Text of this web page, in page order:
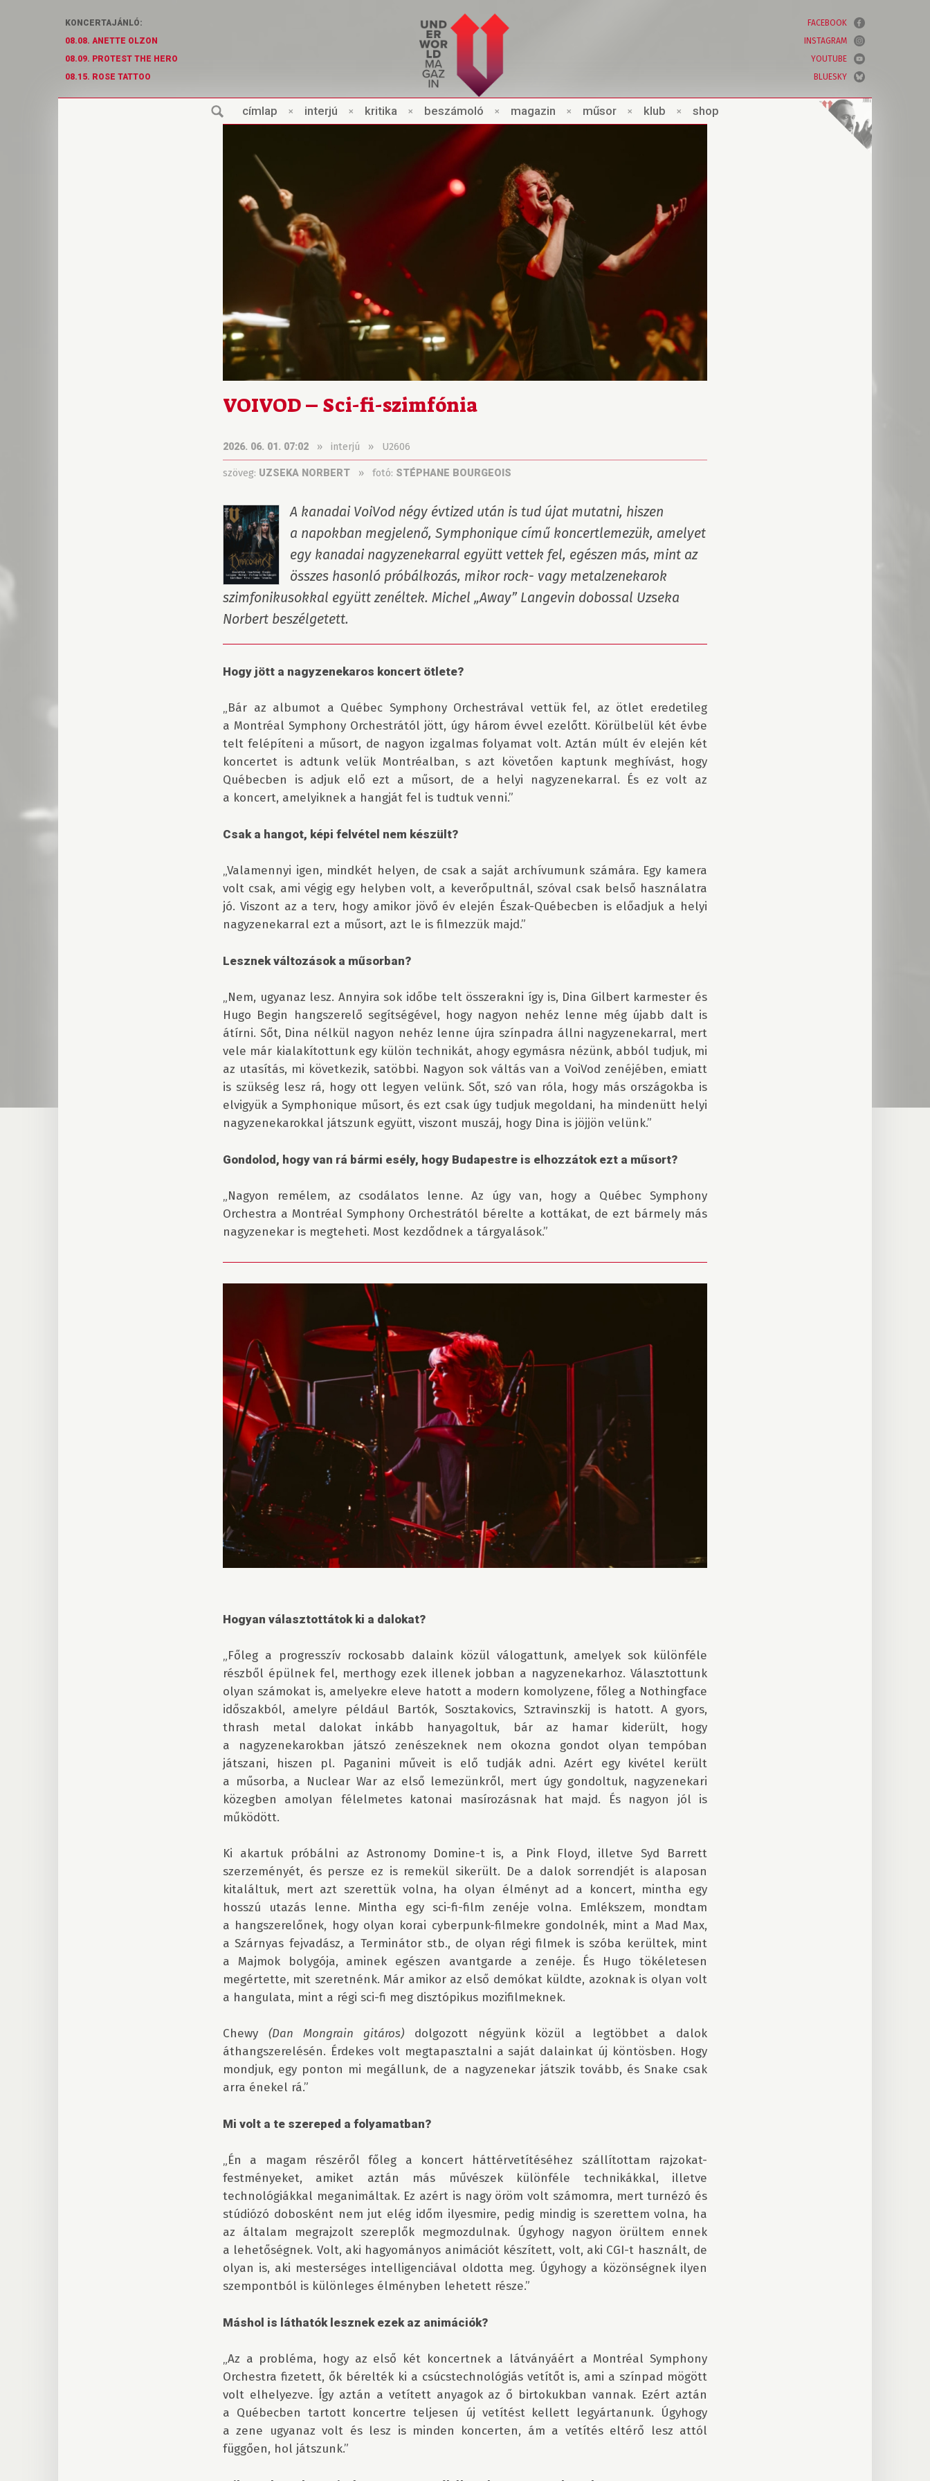
KONCERTAJÁNLÓ:
08.08. ANETTE OLZON
08.09. PROTEST THE HERO
08.15. ROSE TATTOO
FACEBOOK
INSTAGRAM
YOUTUBE
BLUESKY
címlap × interjú × kritika × beszámoló × magazin × műsor × klub × shop
VOIVOD – Sci-fi-szimfónia
2026. 06. 01. 07:02 » interjú » U2606
szöveg: UZSEKA NORBERT » fotó: STÉPHANE BOURGEOIS
A kanadai VoiVod négy évtized után is tud újat mutatni, hiszen
a napokban megjelenő, Symphonique című koncertlemezük, amelyet
egy kanadai nagyzenekarral együtt vettek fel, egészen más, mint az
összes hasonló próbálkozás, mikor rock- vagy metalzenekarok
szimfonikusokkal együtt zenéltek. Michel „Away” Langevin dobossal Uzseka
Norbert beszélgetett.
Hogy jött a nagyzenekaros koncert ötlete?
„Bár az albumot a Québec Symphony Orchestrával vettük fel, az ötlet eredetileg
a Montréal Symphony Orchestrától jött, úgy három évvel ezelőtt. Körülbelül két évbe
telt felépíteni a műsort, de nagyon izgalmas folyamat volt. Aztán múlt év elején két
koncertet is adtunk velük Montréal­ban, s azt követően kaptunk meghívást, hogy
Québecben is adjuk elő ezt a műsort, de a helyi nagyzenekarral. És ez volt az
a koncert, amelyiknek a hangját fel is tudtuk venni.”
Csak a hangot, képi felvétel nem készült?
„Valamennyi igen, mindkét helyen, de csak a saját archívumunk számára. Egy kamera
volt csak, ami végig egy helyben volt, a keverőpultnál, szóval csak belső használatra
jó. Viszont az a terv, hogy amikor jövő év elején Észak-Québecben is előadjuk a helyi
nagyzenekarral ezt a műsort, azt le is filmezzük majd.”
Lesznek változások a műsorban?
„Nem, ugyanaz lesz. Annyira sok időbe telt összerakni így is, Dina Gilbert karmester és
Hugo Begin hangszerelő segítségével, hogy nagyon nehéz lenne még újabb dalt is
átírni. Sőt, Dina nélkül nagyon nehéz lenne újra színpadra állni nagyzenekarral, mert
vele már kialakítottunk egy külön technikát, ahogy egymásra nézünk, abból tudjuk, mi
az utasítás, mi következik, satöbbi. Nagyon sok váltás van a VoiVod zenéjében, emiatt
is szükség lesz rá, hogy ott legyen velünk. Sőt, szó van róla, hogy más országokba is
elvigyük a Symphonique műsort, és ezt csak úgy tudjuk megoldani, ha mindenütt helyi
nagyzenekarokkal játszunk együtt, viszont muszáj, hogy Dina is jöjjön velünk.”
Gondolod, hogy van rá bármi esély, hogy Budapestre is elhozzátok ezt a műsort?
„Nagyon remélem, az csodálatos lenne. Az úgy van, hogy a Québec Symphony
Orchestra a Montréal Symphony Orchestrától bérelte a kottákat, de ezt bármely más
Hogyan választottátok ki a dalokat?
„Főleg a progresszív rockosabb dalaink közül válogattunk, amelyek sok különféle
részből épülnek fel, merthogy ezek illenek jobban a nagyzenekarhoz. Választottunk
olyan számokat is, amelyekre eleve hatott a modern komolyzene, főleg a Nothingface
időszakból, amelyre például Bartók, Sosztakovics, Sztravinszkij is hatott. A gyors,
thrash metal dalokat inkább hanyagoltuk, bár az hamar kiderült, hogy
a nagyzenekarokban játszó zenészeknek nem okozna gondot olyan tempóban
játszani, hiszen pl. Paganini műveit is elő tudják adni. Azért egy kivétel került
a műsorba, a Nuclear War az első lemezünkről, mert úgy gondoltuk, nagyzenekari
közegben amolyan félelmetes katonai masírozásnak hat majd. És nagyon jól is
működött.
Ki akartuk próbálni az Astronomy Domine-t is, a Pink Floyd, illetve Syd Barrett
szerzeményét, és persze ez is remekül sikerült. De a dalok sorrendjét is alaposan
kitaláltuk, mert azt szerettük volna, ha olyan élményt ad a koncert, mintha egy
hosszú utazás lenne. Mintha egy sci-fi-film zenéje volna. Emlékszem, mondtam
a hangszerelőnek, hogy olyan korai cyberpunk-filmekre gondolnék, mint a Mad Max,
a Szárnyas fejvadász, a Terminátor stb., de olyan régi filmek is szóba kerültek, mint
a Majmok bolygója, aminek egészen avantgarde a zenéje. És Hugo tökéletesen
megértette, mit szeretnénk. Már amikor az első demókat küldte, azoknak is olyan volt
a hangulata, mint a régi sci-fi meg disztópikus mozifilmeknek.
Chewy (Dan Mongrain gitáros) dolgozott négyünk közül a legtöbbet a dalok
áthangszerelésén. Érdekes volt megtapasztalni a saját dalainkat új köntösben. Hogy
mondjuk, egy ponton mi megállunk, de a nagyzenekar játszik tovább, és Snake csak
arra énekel rá.”
Mi volt a te szereped a folyamatban?
„Én a magam részéről főleg a koncert háttérvetítéséhez szállítottam rajzokat-
festményeket, amiket aztán más művészek különféle technikákkal, illetve
technológiákkal meganimáltak. Ez azért is nagy öröm volt számomra, mert turnézó és
stúdiózó dobosként nem jut elég időm ilyesmire, pedig mindig is szerettem volna, ha
az általam megrajzolt szereplők megmozdulnak. Úgyhogy nagyon örültem ennek
a lehetőségnek. Volt, aki hagyományos animációt készített, volt, aki CGI-t használt, de
olyan is, aki mesterséges intelligenciával oldotta meg. Úgyhogy a közönségnek ilyen
szempontból is különleges élményben lehetett része.”
Máshol is láthatók lesznek ezek az animációk?
„Az a probléma, hogy az első két koncertnek a látványáért a Montréal Symphony
Orchestra fizetett, ők bérelték ki a csúcstechnológiás vetítőt is, ami a színpad mögött
volt elhelyezve. Így aztán a vetített anyagok az ő birtokukban vannak. Ezért aztán
a Québecben tartott koncertre teljesen új vetítést kellett legyártanunk. Úgyhogy
a zene ugyanaz volt és lesz is minden koncerten, ám a vetítés eltérő lesz attól
függően, hol játszunk.”